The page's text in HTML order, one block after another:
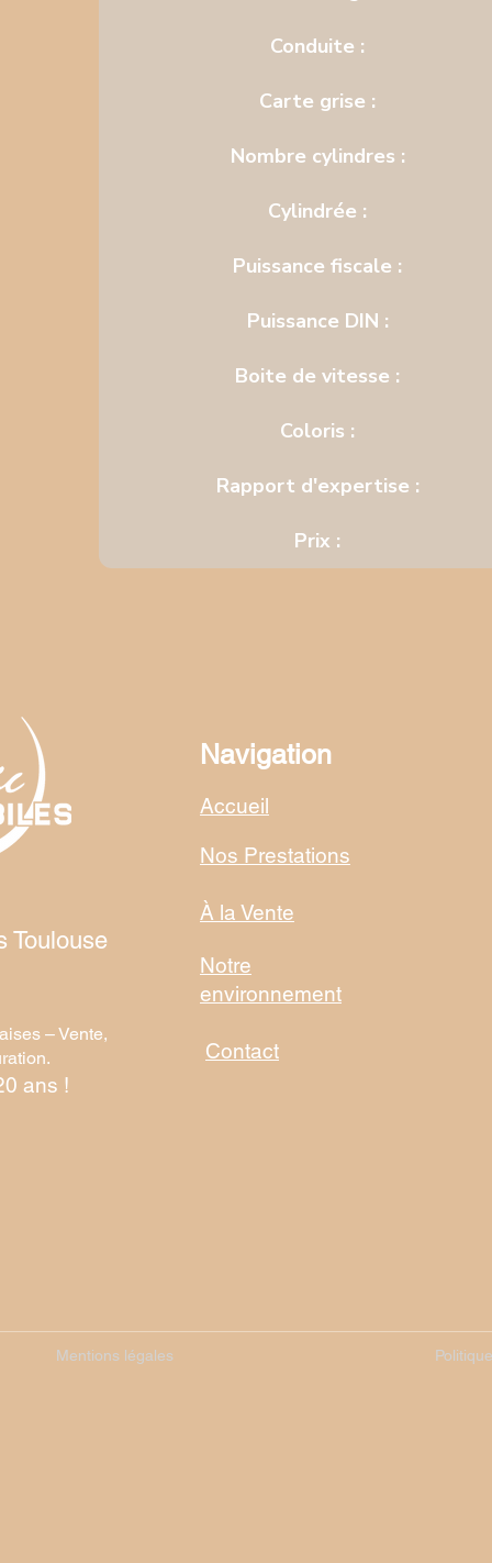
Conduite :
Carte grise :
Nombre cylindres :
Cylindrée :
Puissance fiscale :
Puissance DIN :
Boite de vitesse :
Coloris :
Rapport d'expertise :
Prix :
Toulouse
– Vente,
ans !
Navigation
Accueil
Nos Prestations
À la Vente
Notre
environnement
Contact
Mentions légales